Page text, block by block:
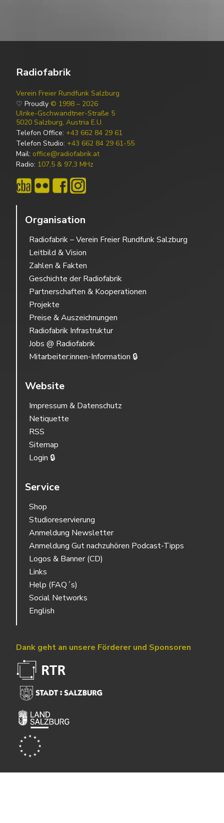
Radiofabrik
Verein Freier Rundfunk Salzburg
♡ Proudly © 1998 – 2026
Ulrike-Gschwandtner-Straße 5
5020 Salzburg, Austria E.U.
Telefon Office: +43 662 84 29 61
Telefon Studio: +43 662 84 29 61-55
Mail: office@radiofabrik.at
Radio: 107,5 & 97,3 MHz
Organisation
Radiofabrik – Verein Freier Rundfunk Salzburg
Leitbild & Vision
Zahlen & Fakten
Geschichte der Radiofabrik
Partnerschaften & Kooperationen
Projekte
Preise & Auszeichnungen
Radiofabrik Infrastruktur
Jobs @ Radiofabrik
Mitarbeiter:innen-Information 🔒
Website
Impressum & Datenschutz
Netiquette
RSS
Sitemap
Login 🔒
Service
Shop
Studioreservierung
Anmeldung Newsletter
Anmeldung Gut nachzuhören Podcast-Tipps
Logos & Banner (CD)
Links
Help (FAQ´s)
Social Networks
English
Dank geht an unsere Förderer und Sponsoren